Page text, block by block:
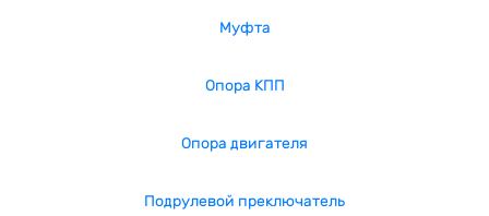
Муфта
Опора КПП
Опора двигателя
Подрулевой преключатель